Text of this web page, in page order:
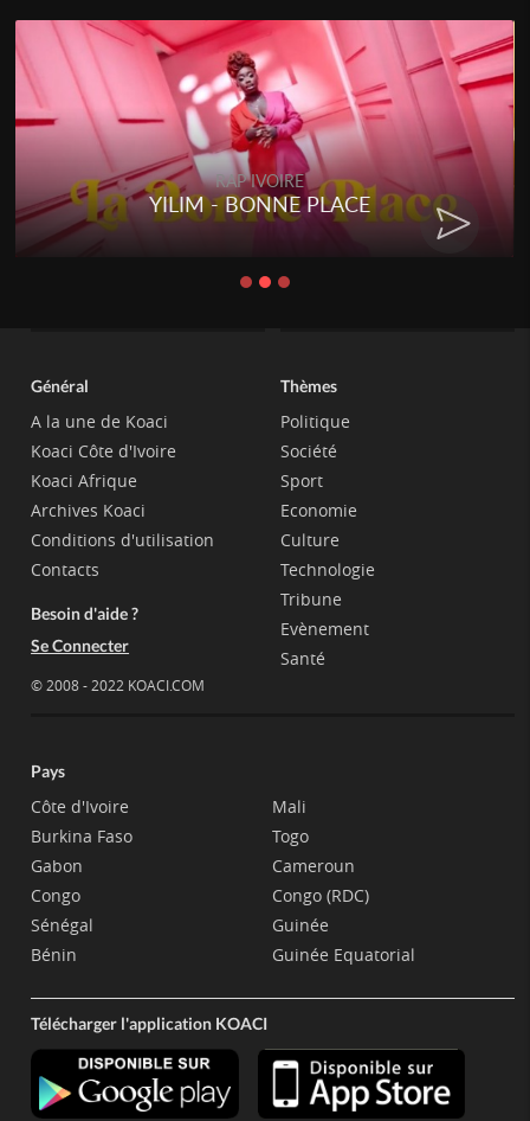
RAP IVOIRE
YILIM - BONNE PLACE
Général
A la une de Koaci
Koaci Côte d'Ivoire
Koaci Afrique
Archives Koaci
Conditions d'utilisation
Contacts
Besoin d'aide ?
Se Connecter
© 2008 - 2022 KOACI.COM
Thèmes
Politique
Société
Sport
Economie
Culture
Technologie
Tribune
Evènement
Santé
Pays
Côte d'Ivoire
Burkina Faso
Gabon
Congo
Sénégal
Bénin
Mali
Togo
Cameroun
Congo (RDC)
Guinée
Guinée Equatorial
Télécharger l'application KOACI